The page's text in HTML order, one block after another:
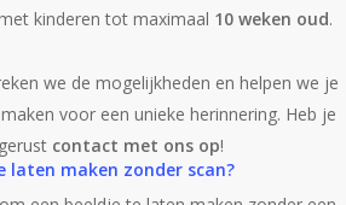
kinderen tot maximaal 10 weken oud.
we de mogelijkheden en helpen we je
voor een unieke herinnering. Heb je
contact met ons op!
laten maken zonder scan?